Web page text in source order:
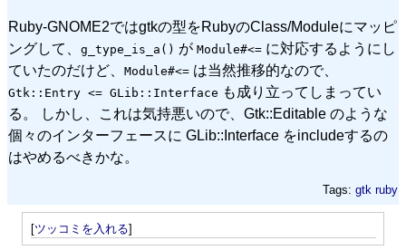
Ruby-GNOME2ではgtkの型をRubyのClass/Moduleにマッピ
ングして、 g_type_is_a() が Module#<= に対応するようにし
ていたのだけど、 Module#<= は当然推移的なので、
Gtk::Entry <= GLib::Interface も成り立ってしまってい
る。 しかし、これは気持悪いので、Gtk::Editable のような
個々のインターフェースに GLib::Interface をincludeするの
はやめるべきかな。
Tags: gtk ruby
[ツッコミを入れる]